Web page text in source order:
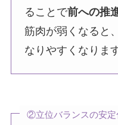
ることで前への推
筋肉が弱くなると
なりやすくなります
②立位バランスの安定